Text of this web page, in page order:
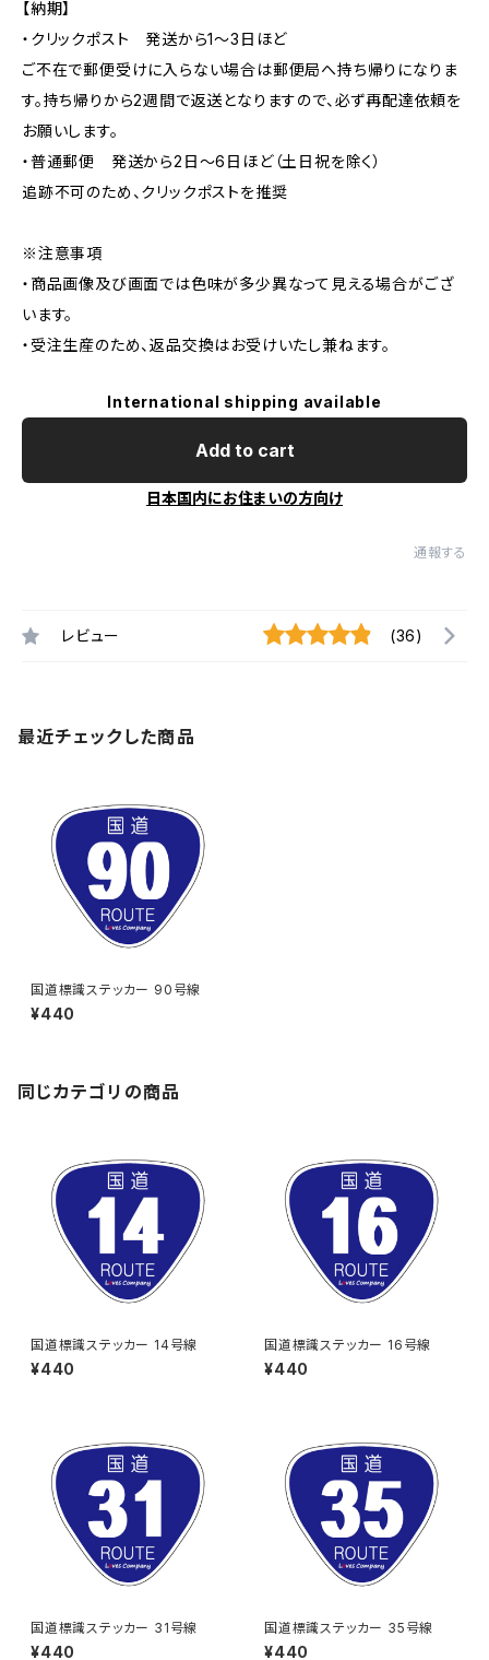
【納期】
・クリックポスト 発送から1〜3日ほど
ご不在で郵便受けに入らない場合は郵便局へ持ち帰りになりま
す。持ち帰りから2週間で返送となりますので、必ず再配達依頼を
お願いします。
・普通郵便 発送から2日〜6日ほど（土日祝を除く）
追跡不可のため、クリックポストを推奨
※注意事項
・商品画像及び画面では色味が多少異なって見える場合がござ
います。
・受注生産のため、返品交換はお受けいたし兼ねます。
International shipping available
Add to cart
日本国内にお住まいの方向け
通報する
レビュー (36)
最近チェックした商品
国道標識ステッカー 90号線
¥440
同じカテゴリの商品
国道標識ステッカー 14号線
¥440
国道標識ステッカー 16号線
¥440
国道標識ステッカー 31号線
¥440
国道標識ステッカー 35号線
¥440